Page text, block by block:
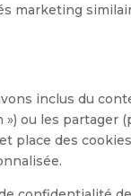
marketing
inclus du
») ou les
place des